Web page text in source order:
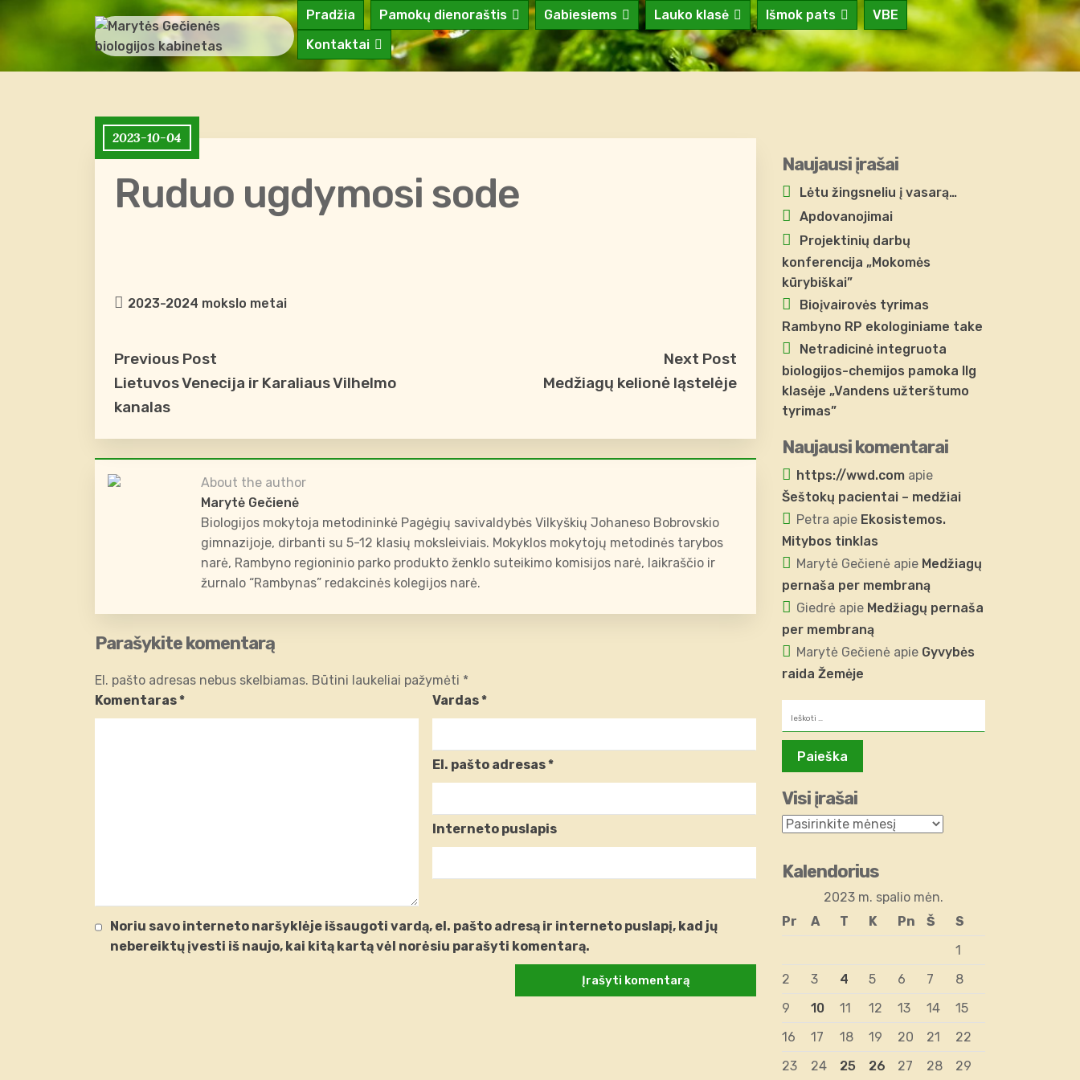
Pradžia Pamokų dienoraštis Gabiesiems Lauko klasė Išmok pats
VBE
Kontaktai
2023-10-04
Ruduo ugdymosi sode
2023-2024 mokslo metai
Previous Post
Lietuvos Venecija ir Karaliaus Vilhelmo
kanalas
Next Post
Medžiagų kelionė ląstelėje
About the author
Marytė Gečienė
Biologijos mokytoja metodininkė Pagėgių savivaldybės Vilkyškių Johaneso Bobrovskio
gimnazijoje, dirbanti su 5-12 klasių moksleiviais. Mokyklos mokytojų metodinės tarybos
narė, Rambyno regioninio parko produkto ženklo suteikimo komisijos narė, laikraščio ir
žurnalo “Rambynas” redakcinės kolegijos narė.
Parašykite komentarą
El. pašto adresas nebus skelbiamas. Būtini laukeliai pažymėti *
Komentaras* Vardas*
El. pašto adresas*
Interneto puslapis
Noriu savo interneto naršyklėje išsaugoti vardą, el. pašto adresą ir interneto puslapį, kad jų
nebereiktų įvesti iš naujo, kai kitą kartą vėl norėsiu parašyti komentarą.
Naujausi įrašai
Lėtu žingsneliu į vasarą…
Apdovanojimai
Projektinių darbų
konferencija „Mokomės
kūrybiškai”
Bioįvairovės tyrimas
Rambyno RP ekologiniame take
Netradicinė integruota
biologijos-chemijos pamoka IIg
klasėje „Vandens užterštumo
tyrimas”
Naujausi komentarai
https://wwd.com apie
Šeštokų pacientai – medžiai
Petra apie Ekosistemos.
Mitybos tinklas
Marytė Gečienė apie Medžiagų
pernaša per membraną
Giedrė apie Medžiagų pernaša
per membraną
Marytė Gečienė apie Gyvybės
raida Žemėje
Visi įrašai
Kalendorius
2023 m. spalio mėn.
Pr
A T K Pn Š
S
1
2
3 4 5 6 7
8
9
10 11 12 13 14
15
16
17 18 19 20 21
22
23
24 25 26 27 28 29